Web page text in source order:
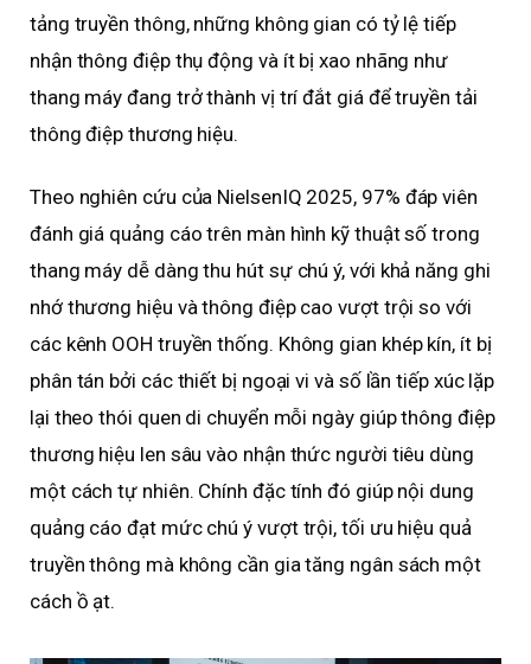
tảng truyền thông, những không gian có tỷ lệ tiếp
nhận thông điệp thụ động và ít bị xao nhãng như
thang máy đang trở thành vị trí đắt giá để truyền tải
thông điệp thương hiệu.
Theo nghiên cứu của NielsenIQ 2025, 97% đáp viên
đánh giá quảng cáo trên màn hình kỹ thuật số trong
thang máy dễ dàng thu hút sự chú ý, với khả năng ghi
nhớ thương hiệu và thông điệp cao vượt trội so với
các kênh OOH truyền thống. Không gian khép kín, ít bị
phân tán bởi các thiết bị ngoại vi và số lần tiếp xúc lặp
lại theo thói quen di chuyển mỗi ngày giúp thông điệp
thương hiệu len sâu vào nhận thức người tiêu dùng
một cách tự nhiên. Chính đặc tính đó giúp nội dung
quảng cáo đạt mức chú ý vượt trội, tối ưu hiệu quả
truyền thông mà không cần gia tăng ngân sách một
cách ồ ạt.